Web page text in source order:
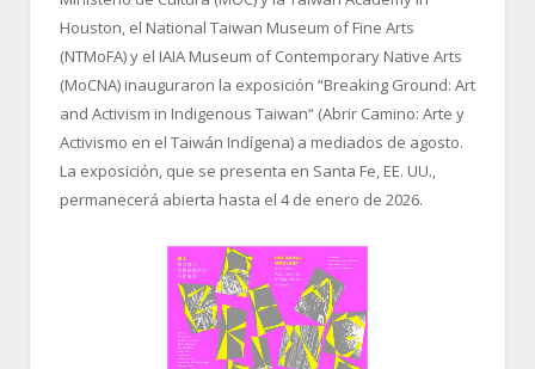
Houston, el National Taiwan Museum of Fine Arts
(NTMoFA) y el IAIA Museum of Contemporary Native Arts
(MoCNA) inauguraron la exposición “Breaking Ground: Art
and Activism in Indigenous Taiwan“ (Abrir Camino: Arte y
Activismo en el Taiwán Indígena) a mediados de agosto.
La exposición, que se presenta en Santa Fe, EE. UU.,
permanecerá abierta hasta el 4 de enero de 2026.